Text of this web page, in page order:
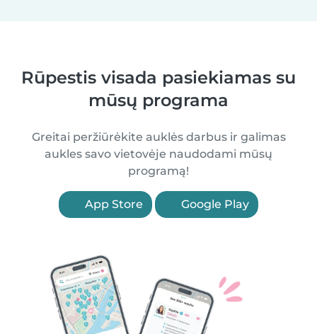
Rūpestis visada pasiekiamas su
mūsų programa
Greitai peržiūrėkite auklės darbus ir galimas
aukles savo vietovėje naudodami mūsų
programą!
App Store Google Play